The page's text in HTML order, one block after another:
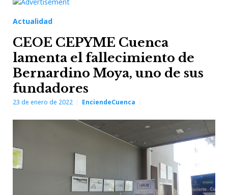
Actualidad
CEOE CEPYME Cuenca
lamenta el fallecimiento de
Bernardino Moya, uno de sus
fundadores
23 de enero de 2022 EnciendeCuenca